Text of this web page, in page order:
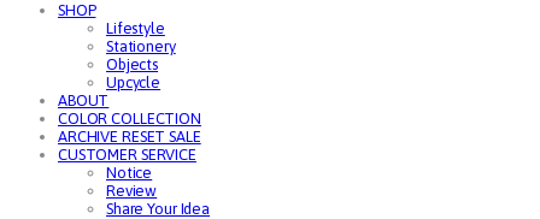
SHOP
Lifestyle
Stationery
Objects
Upcycle
ABOUT
COLOR COLLECTION
ARCHIVE RESET SALE
CUSTOMER SERVICE
Notice
Review
Share Your Idea